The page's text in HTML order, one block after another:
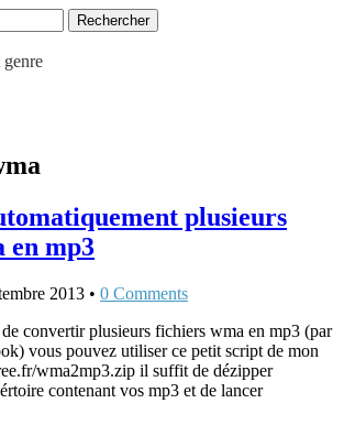
plusieurs
en mp3
2013 • 0 Comments
convertir plusieurs fichiers wma en mp3 (par
vous pouvez utiliser ce petit script de mon
wma2mp3.zip il suffit de dézipper
contenant vos mp3 et de lancer